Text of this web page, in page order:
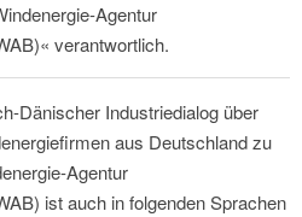
Agentur
verantwortlich.
Dänischer Industriedialog über
aus Deutschland zu
Agentur
ist auch in folgenden Sprachen